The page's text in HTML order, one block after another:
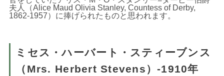
夫人（Alice Maud Olivia Stanley, Countess of Derby,
1862-1957）に捧げられたものと思われます。
ミセス・ハーバート・スティーブンス
（Mrs. Herbert Stevens）-1910年